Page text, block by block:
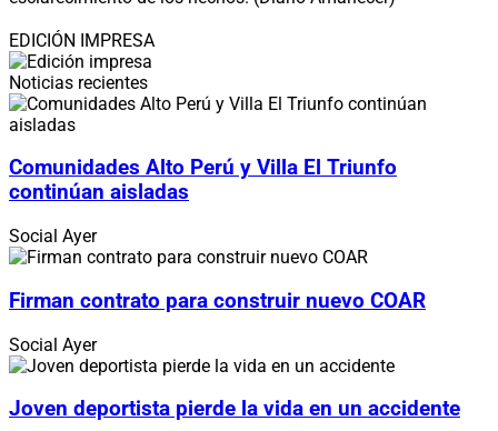
EDICIÓN IMPRESA
Noticias recientes
Comunidades Alto Perú y Villa El Triunfo
continúan aisladas
Social Ayer
Firman contrato para construir nuevo COAR
Social Ayer
Joven deportista pierde la vida en un accidente